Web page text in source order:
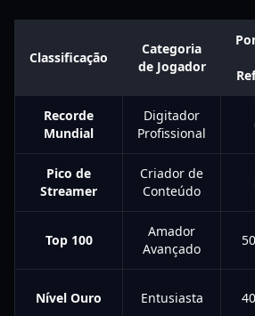
Classificação
Categoria
de Jogador
Recorde
Mundial
Digitador
Profissional
Pico de
Streamer
Criador de
Conteúdo
Top 100
Amador
Avançado
Nível Ouro Entusiasta